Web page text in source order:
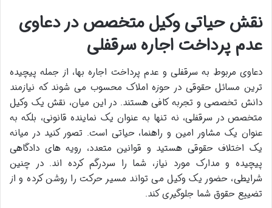
نقش حیاتی وکیل متخصص در دعاوی
عدم پرداخت اجاره سرقفلی
دعاوی مربوط به سرقفلی و عدم پرداخت اجاره بها، از جمله پیچیده
ترین مسائل حقوقی در حوزه املاک محسوب می شوند که نیازمند
دانش تخصصی و تجربه کافی هستند. در این میان، نقش یک وکیل
متخصص در سرقفلی، نه تنها به عنوان یک نماینده قانونی، بلکه به
عنوان یک مشاور امین و راهنما، حیاتی است. تصور کنید در میانه
یک اختلاف حقوقی هستید و قوانین متعدد، رویه های دادگاهی
پیچیده و مدارک مورد نیاز، شما را سردرگم کرده اند. در چنین
شرایطی، حضور یک وکیل می تواند مسیر حرکت را روشن کرده و از
تضییع حقوق شما جلوگیری کند.